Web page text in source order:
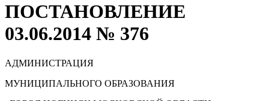
ПОСТАНОВЛЕНИЕ
03.06.2014 № 376
АДМИНИСТРАЦИЯ
МУНИЦИПАЛЬНОГО ОБРАЗОВАНИЯ